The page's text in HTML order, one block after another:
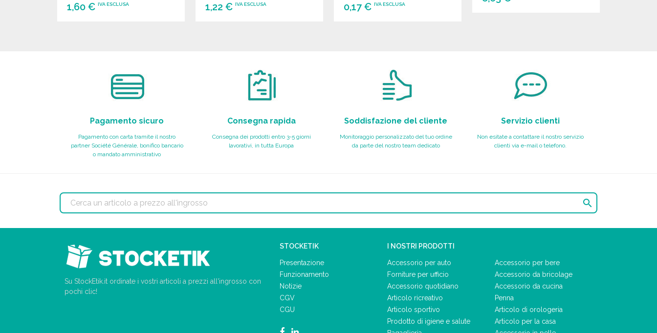
1,60 € IVA ESCLUSA 1,22 €IVA ESCLUSA 0,17 €IVA ESCLUSA
Pagamento sicuro
Pagamento con carta tramite il nostro
partner Société Générale, bonifico bancario
o mandato amministrativo
Consegna rapida
Consegna dei prodotti entro 3-5 giorni
lavorativi, in tutta Europa
Soddisfazione del cliente
Monitoraggio personalizzato del tuo ordine
da parte del nostro team dedicato
Servizio clienti
Non esitate a contattare il nostro servizio
clienti via e-mail o telefono.

Su StockEtik.it ordinate i vostri articoli a prezzi all'ingrosso con
pochi clic!
STOCKETIK
Presentazione
Funzionamento
Notizie
CGV
CGU
I NOSTRI PRODOTTI
Accessorio per auto
Forniture per ufficio
Accessorio quotidiano
Articolo ricreativo
Articolo sportivo
Prodotto di igiene e salute
Accessorio per bere
Accessorio da bricolage
Accessorio da cucina
Penna
Articolo di orologeria
Articolo per la casa